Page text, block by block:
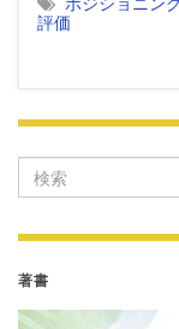
評価
Search for:
著書